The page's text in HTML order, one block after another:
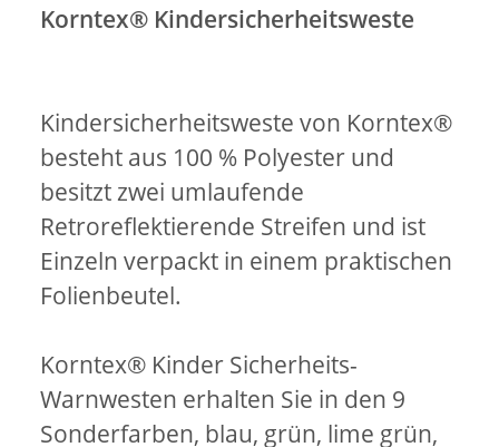
Korntex® Kindersicherheitsweste
Kindersicherheitsweste von Korntex®
besteht aus 100 % Polyester und
besitzt zwei umlaufende
Retroreflektierende Streifen und ist
Einzeln verpackt in einem praktischen
Folienbeutel.
Korntex® Kinder Sicherheits-
Warnwesten erhalten Sie in den 9
Sonderfarben, blau, grün, lime grün,